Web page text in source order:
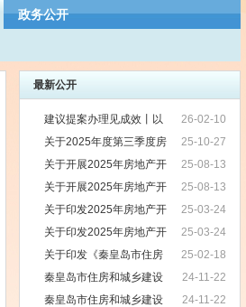
政务公开
最新公开
26-02-10
建议提案办理见成效丨以
人民群众需求为出发点推动“好房子”建
设 ——住房城乡建设部认真办理代表
委员建议提案
25-10-27
关于2025年度第三季度房
屋建筑和市政基础设施工程质量安全
扬尘巡查情况的通报
25-08-13
关于开展2025年房地产开
发企业、房地产中介机构及交易活
动“双随机、一公开”检查工作的通知
25-08-13
关于开展2025年房地产开
发企业、房地产中介机构“双随机、一
公开”检查工作的通知
25-03-24
关于印发2025年房地产开
发企业、房地产中介机构及交易活
动“双随机、一公开”监管工作实施方案
的通知
25-03-24
关于印发2025年房地产开
发企业、房地产中介机构“双随机、一
公开”监管工作实施方案的通知
25-02-18
关于印发《秦皇岛市住房
和城乡建设局提升行政质量三年行动
方案（2023-2025年）》的通知
24-11-22
秦皇岛市住房和城乡建设
局关于专项整治预拌混凝土企业生产
24-11-22
秦皇岛市住房和城乡建设